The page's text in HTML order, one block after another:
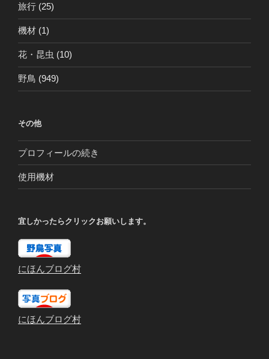
旅行 (25)
機材 (1)
花・昆虫 (10)
野鳥 (949)
その他
プロフィールの続き
使用機材
宜しかったらクリックお願いします。
にほんブログ村
にほんブログ村